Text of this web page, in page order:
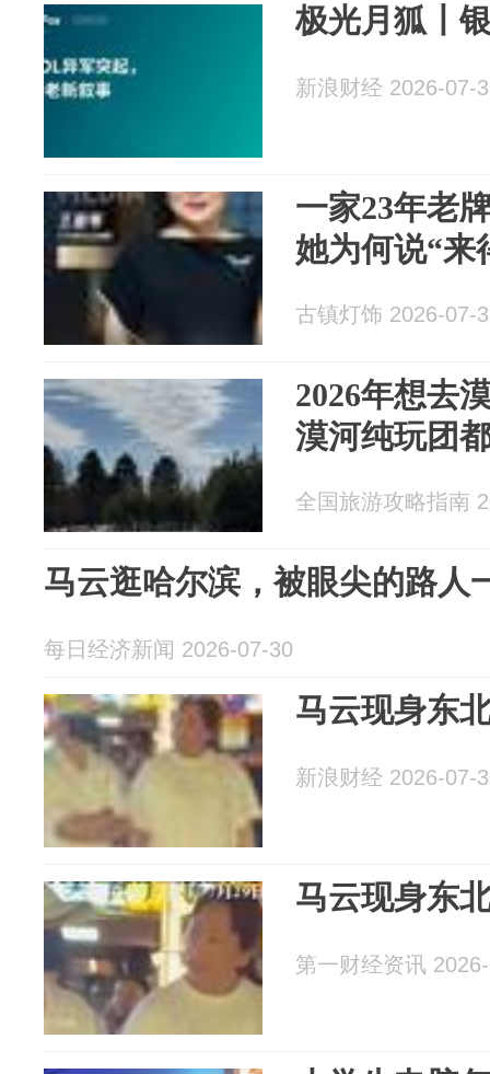
极光月狐〡
新浪财经 2026-07-
一家23年老
她为何说“来
古镇灯饰 2026-07-
2026年想去
漠河纯玩团
全国旅游攻略指南
马云逛哈尔滨，被眼尖的路人
每日经济新闻 2026-07-30
马云现身东
新浪财经 2026-07-
马云现身东
第一财经资讯